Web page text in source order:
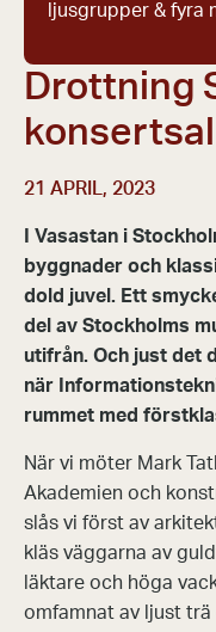
Drottning
konsertsal
21 APRIL, 2023
I Vasastan i
byggnader och
dold juvel. Ett
del av Stockholms
utifrån. Och just det
när
rummet med
När vi möter Mark
Akademien och
slås vi först av
kläs väggarna av
läktare och höga
omfamnat av ljust
ljusgrupper & fyra